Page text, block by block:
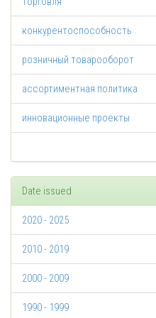
конкурентоспособность
розничный товарооборот
ассортиментная политика
инновационные проекты
Date issued
2020 - 2025
2010 - 2019
2000 - 2009
1990 - 1999